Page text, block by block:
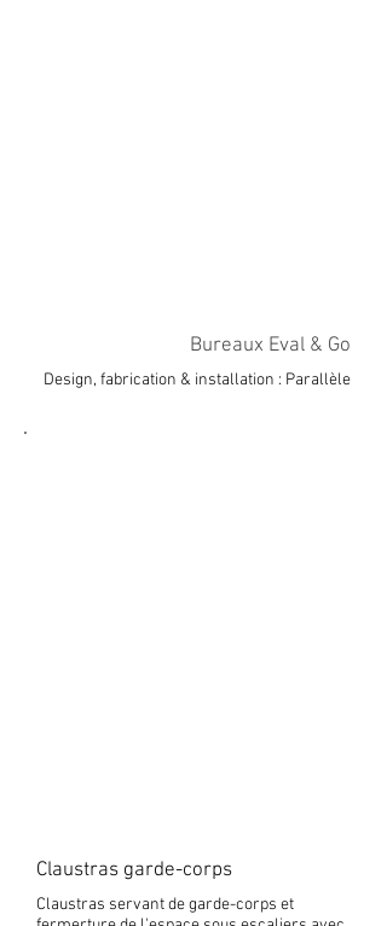
Bureaux Eval & Go
Design, fabrication & installation : Parallèle
Claustras garde-corps
Claustras servant de garde-corps et